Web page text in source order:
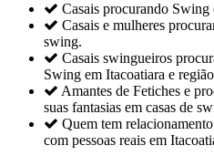
 Casais procurando Swing
 Casais e mulheres
swing.
 Casais swingueiros
Swing em Itacoatiara e
 Amantes de Fetiches e
suas fantasias em casas de
 Quem tem
com pessoas reais em